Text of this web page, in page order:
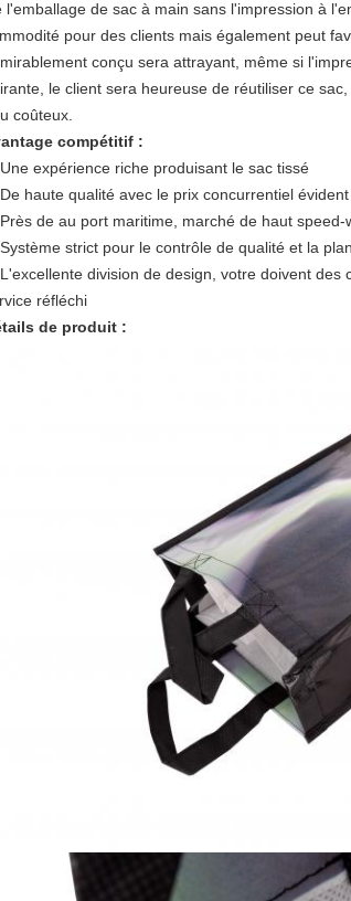
l'emballage de sac à main sans l'impression à
pour des clients mais également peut
conçu sera attrayant, même si
le client sera heureuse de réutiliser ce
coûteux.
compétitif :
expérience riche produisant le sac tissé
haute qualité avec le prix concurrentiel évident
de au port maritime, marché de haut
strict pour le contrôle de qualité et la
division de design, votre doivent
réfléchi
de produit :